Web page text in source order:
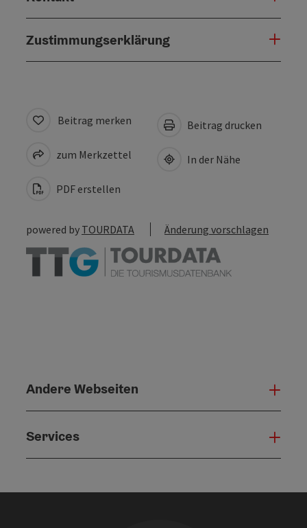
Zustimmungserklärung
Beitrag merken
zum Merkzettel
PDF erstellen
Beitrag drucken
In der Nähe
powered by TOURDATA Änderung vorschlagen
Andere Webseiten
Services